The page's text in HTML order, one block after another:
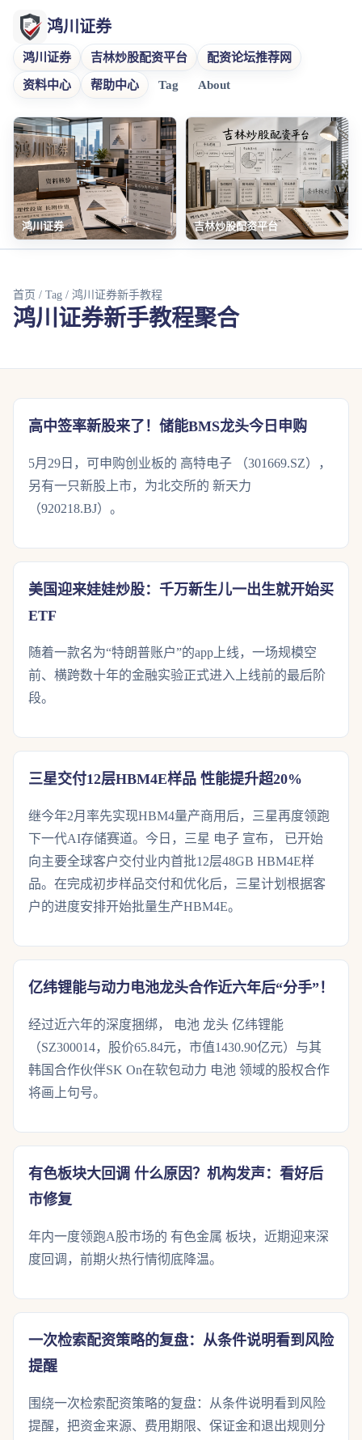
鸿川证券
鸿川证券 吉林炒股配资平台 配资论坛推荐网
资料中心 帮助中心 Tag About
鸿川证券 吉林炒股配资平台
首页 / Tag / 鸿川证券新手教程
鸿川证券新手教程聚合
高中签率新股来了！储能BMS龙头今日申购
5月29日，可申购创业板的 高特电子 （301669.SZ），
另有一只新股上市，为北交所的 新天力
（920218.BJ）。
美国迎来娃娃炒股：千万新生儿一出生就开始买
ETF
随着一款名为“特朗普账户”的app上线，一场规模空
前、横跨数十年的金融实验正式进入上线前的最后阶
段。
三星交付12层HBM4E样品 性能提升超20%
继今年2月率先实现HBM4量产商用后，三星再度领跑
下一代AI存储赛道。今日，三星 电子 宣布， 已开始
向主要全球客户交付业内首批12层48GB HBM4E样
品。在完成初步样品交付和优化后，三星计划根据客
户的进度安排开始批量生产HBM4E。
亿纬锂能与动力电池龙头合作近六年后“分手”！
经过近六年的深度捆绑， 电池 龙头 亿纬锂能
（SZ300014，股价65.84元，市值1430.90亿元）与其
韩国合作伙伴SK On在软包动力 电池 领域的股权合作
将画上句号。
有色板块大回调 什么原因？机构发声：看好后
市修复
年内一度领跑A股市场的 有色金属 板块，近期迎来深
度回调，前期火热行情彻底降温。
一次检索配资策略的复盘：从条件说明看到风险
提醒
围绕一次检索配资策略的复盘：从条件说明看到风险
提醒，把资金来源、费用期限、保证金和退出规则分